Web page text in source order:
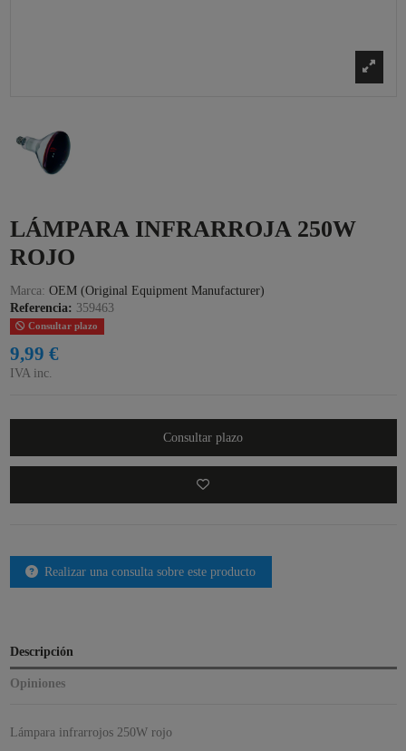
LÁMPARA INFRARROJA 250W
ROJO
Marca: OEM (Original Equipment Manufacturer)
Referencia: 359463
Consultar plazo
9,99 €
IVA inc.
Consultar plazo
Realizar una consulta sobre este producto
Descripción
Opiniones
Lámpara infrarrojos 250W rojo